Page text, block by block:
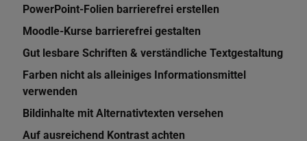
PowerPoint-Folien barrierefrei erstellen
Moodle-Kurse barrierefrei gestalten
Gut lesbare Schriften & verständliche Textgestaltung
Farben nicht als alleiniges Informationsmittel
verwenden
Bildinhalte mit Alternativtexten versehen
Auf ausreichend Kontrast achten